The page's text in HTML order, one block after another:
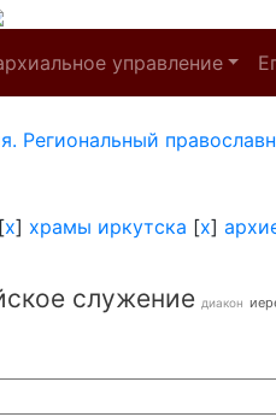
управление
Региональный
[x] храмы иркутска [x]
служение диакон